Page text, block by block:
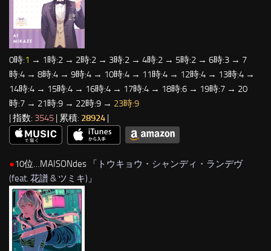
0時:1 → 1時:2 → 2時:2 → 3時:2 → 4時:2 → 5時:2 → 6時:3 → 7
時:4 → 8時:4 → 9時:4 → 10時:4 → 11時:4 → 12時:4 → 13時:4 →
14時:4 → 15時:4 → 16時:4 → 17時:4 → 18時:6 → 19時:7 → 20
時:7 → 21時:9 → 22時:9 → 23時:9
| 指数: 3545 | 累積: 28924 |
●10位…MAISONdes 「 トウキョウ・シャンディ・ランデヴ
(feat. 花譜 & ツミキ) 」